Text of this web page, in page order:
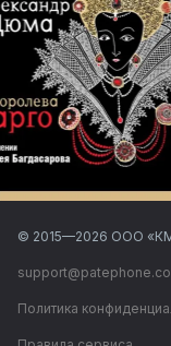
© 2015—2026 ООО
Политика